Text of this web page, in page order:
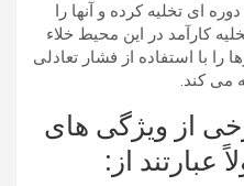
ای تخلیه کرده و آنها را
کارآمد در این محیط خلاء
را با استفاده از فشار تعادلی
از ویژگی های
عبارتند از: